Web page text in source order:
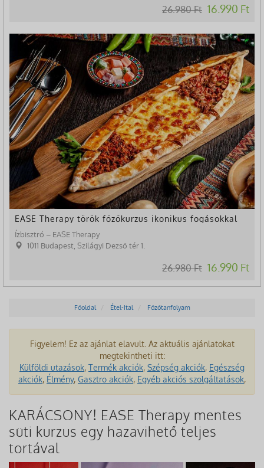
26.980 Ft 16.990 Ft
-37%
EASE Therapy török főzőkurzus ikonikus fogásokkal
Ízbisztró – EASE Therapy
1011 Budapest, Szilágyi Dezső tér 1.
26.980 Ft 16.990 Ft
Főoldal Étel-Ital Főzőtanfolyam
Figyelem! Ez az ajánlat elavult. Az aktuális ajánlatokat
megtekintheti itt:
Külföldi utazások, Termék akciók, Szépség akciók, Egészség
akciók, Élmény, Gasztro akciók, Egyéb akciós szolgáltatások,
KARÁCSONY! EASE Therapy mentes
süti kurzus egy hazavihető teljes
tortával